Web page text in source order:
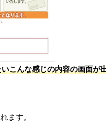
こんな感じの内容の画面が
ます。